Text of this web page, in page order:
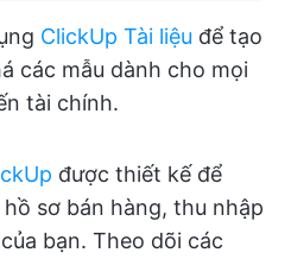
ClickUp Tài liệu để tạo
các mẫu dành cho mọi
tài chính.
được thiết kế để
sơ bán hàng, thu nhập
bạn. Theo dõi các